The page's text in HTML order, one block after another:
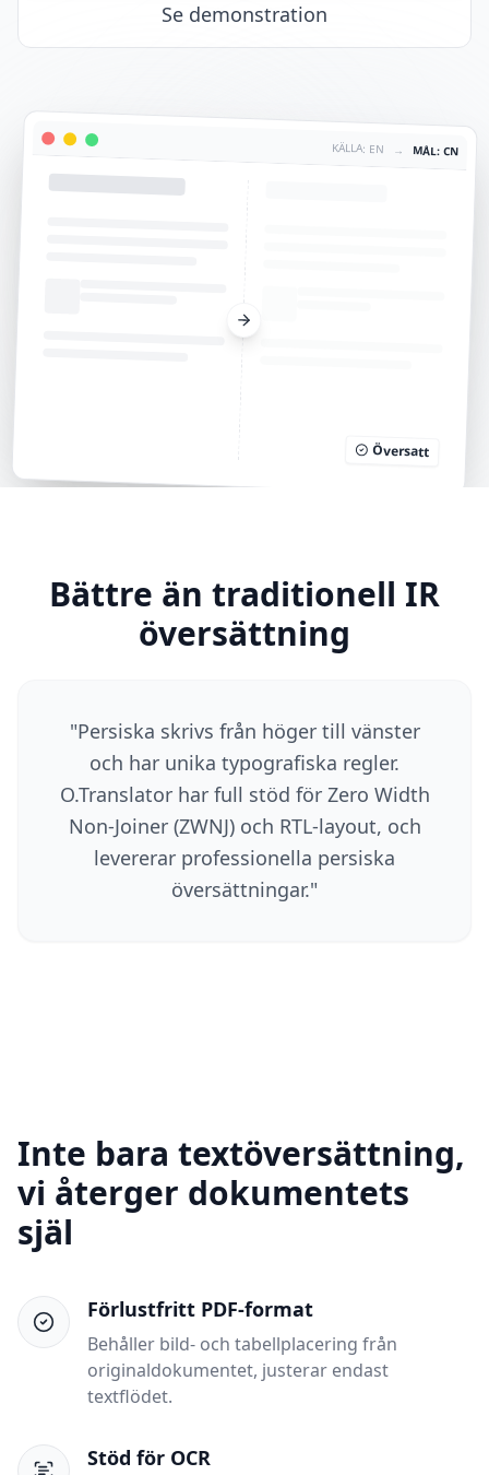
Se demonstration
KÄLLA: EN → MÅL: CN
Översatt
Bättre än traditionell IR
översättning
"Persiska skrivs från höger till vänster
och har unika typografiska regler.
O.Translator har full stöd för Zero Width
Non-Joiner (ZWNJ) och RTL-layout, och
levererar professionella persiska
översättningar."
Inte bara textöversättning,
vi återger dokumentets
själ
Förlustfritt PDF-format
Behåller bild- och tabellplacering från
originaldokumentet, justerar endast
textflödet.
Stöd för OCR